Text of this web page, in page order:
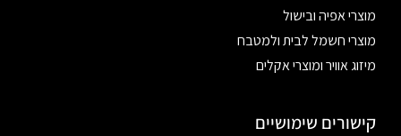
מוצרי אפיה ובישול
מוצרי חשמל לבית ולמטבח
מיזוג אוויר ומוצרי אקלים
קישורים שימושיים